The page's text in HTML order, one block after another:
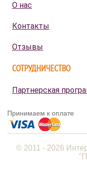
О нас
Контакты
Отзывы
СОТРУДНИЧЕСТВО
Партнерская
Принимаем к оплате
© 2011 - 2026